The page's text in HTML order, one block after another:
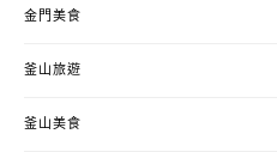
金門美食
釜山旅遊
釜山美食